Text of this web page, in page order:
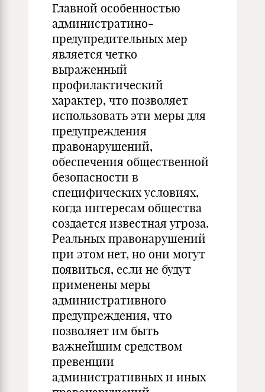
Главной особенностью
администратино-
предупредительных мер
является четко
выраженный
профилактический
характер, что позволяет
использовать эти меры для
предупреждения
правонарушений,
обеспечения общественной
безопасности в
специфических условиях,
когда интересам общества
создается известная угроза.
Реальных правонарушений
при этом нет, но они могут
появиться, если не будут
применены меры
административного
предупреждения, что
позволяет им быть
важнейшим средством
превенции
административных и иных